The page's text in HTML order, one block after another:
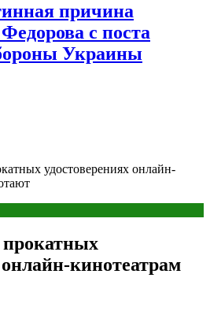
причина
с поста
Украины
удостоверениях онлайн-
прокатных
онлайн-кинотеатрам